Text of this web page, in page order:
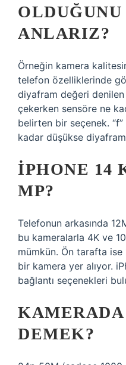
ANLARIZ?
Örneğin kamera
telefon özelliklerinde
diyafram değeri
çekerken sensöre ne
belirten bir seçenek.
kadar düşükse
İPHONE 14
MP?
Telefonun arkasında
bu kameralarla 4K ve
mümkün. Ön tarafta
bir kamera yer alıyor.
bağlantı seçenekleri
KAMERADA
DEMEK?